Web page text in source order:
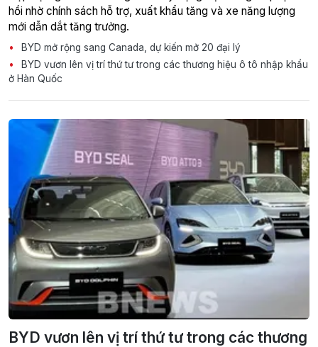
hồi nhờ chính sách hỗ trợ, xuất khẩu tăng và xe năng lượng
mới dẫn dắt tăng trưởng.
BYD mở rộng sang Canada, dự kiến mở 20 đại lý
BYD vươn lên vị trí thứ tư trong các thương hiệu ô tô nhập khẩu
ở Hàn Quốc
BYD vươn lên vị trí thứ tư trong các thương